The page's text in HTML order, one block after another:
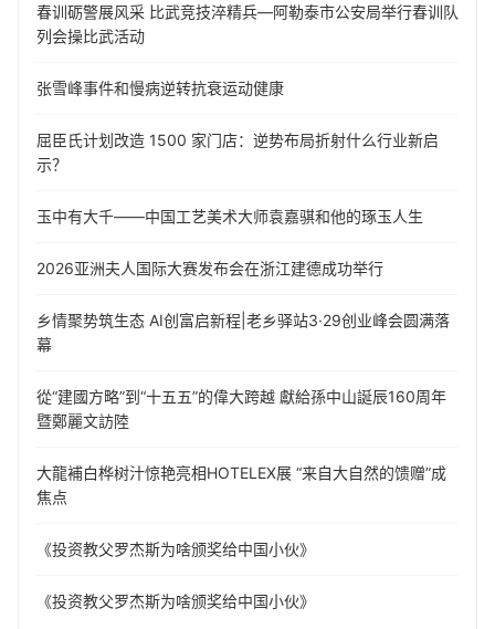
春训砺警展风采 比武竞技淬精兵—阿勒泰市公安局举行春训队
列会操比武活动
张雪峰事件和慢病逆转抗衰运动健康
屈臣氏计划改造 1500 家门店：逆势布局折射什么行业新启
示？
玉中有大千——中国工艺美术大师袁嘉骐和他的琢玉人生
​2026亚洲夫人国际大赛发布会在浙江建德成功举行
乡情聚势筑生态 AI创富启新程|老乡驿站3·29创业峰会圆满落
幕
從“建國方略”到“十五五”的偉大跨越 獻給孫中山誕辰160周年
暨鄭麗文訪陸
大龍補白桦树汁惊艳亮相HOTELEX展 “来自大自然的馈赠”成
焦点
《投资教父罗杰斯为啥颁奖给中国小伙》
《投资教父罗杰斯为啥颁奖给中国小伙》